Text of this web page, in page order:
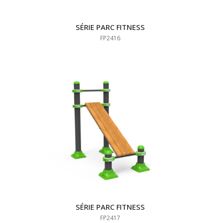
SÉRIE PARC FITNESS
FP2416
SÉRIE PARC FITNESS
FP2417